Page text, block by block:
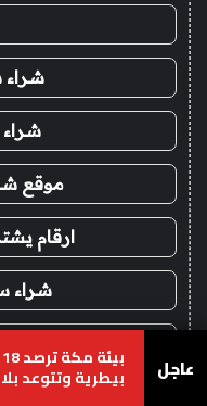
شراء
موقع
ارقام
شراء
شراء
عاجل بيطرية وتتوعد